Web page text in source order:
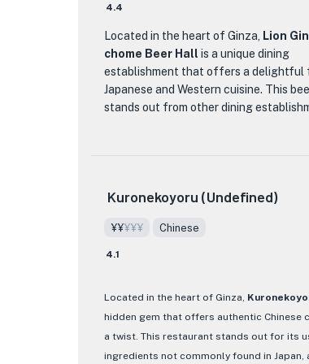
말 뛰어납니다. 그들의 스키야키는 꼭 맛
러운 쇠고기 조각이 특징입니다. 샤부샤부
맛있으며, 얇게 썬 고기와 신선한 야채를
에서 테이블에서 조리합니다. 그리고 스테
호하는 사람들을 위해 Kakiyasu Ginza
은 완벽하게 조리된 고품질 컷을 제공합
스를 갖춘 이 레스토랑은 오래도록 기억에
4.4
Located in the heart of Ginza,
Lion
chome Beer Hall is a unique dining
establishment that offers a delightful
Japanese and Western cuisine. This
stands out from other dining
The menu at Lion Ginza 7-chome Beer
dishes that cater to all tastes. From
to mouthwatering seafood, there is
complement their extensive selection
beers. Whether you're a beer
looking for a unique dining experience,
7-chome Beer Hall is the place to be.
Kuronekoyoru (Undefined)
¥¥¥¥¥ Chinese
4.1
Located in the heart of Ginza,
hidden gem that offers authentic Chinese
a twist. This restaurant stands out for its
ingredients not commonly found in Japan,